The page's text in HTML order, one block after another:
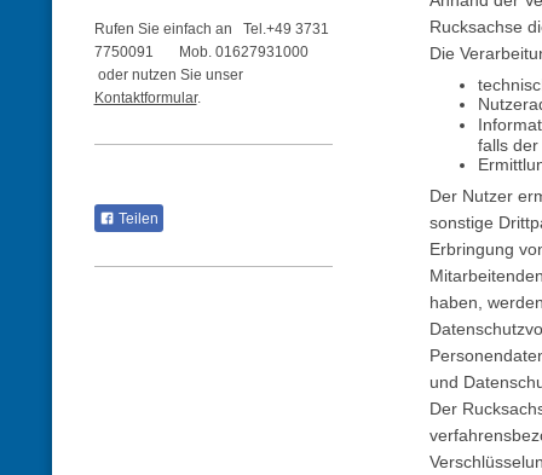
Rucksachse
Die
falls
Der Nutzer
sonstige
Erbringung
haben,
und
Der
Rufen Sie einfach an Tel.+49 3731
7750091 Mob. 01627931000
oder nutzen Sie unser
Kontaktformular.
Teilen